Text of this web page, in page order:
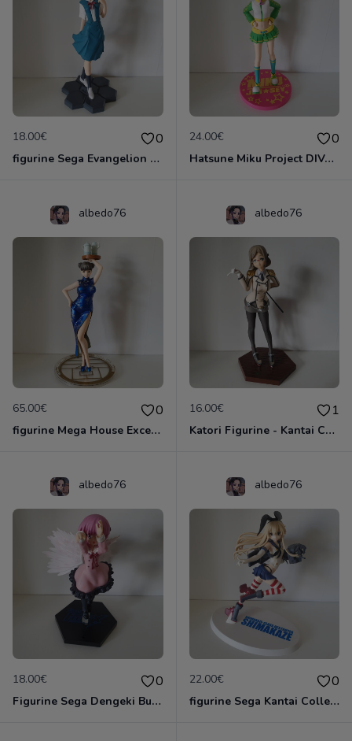
18.00€ 0
figurine Sega Evangelion 1.0 You Are (Not) Alone: Rei Ayanami Premium Uniform
24.00€ 0
Hatsune Miku Project DIVA Arcade Future Tone SPM Figurine "Jersey" Japan Limited
albedo76
65.00€ 0
figurine Mega House Excellent Model CORE Spirit of Wonder: China-san no Yuuutsu
albedo76
16.00€ 1
Katori Figurine - Kantai Collection (Kan Colle) Eductating ver. by Taito manga
albedo76
18.00€ 0
Figurine Sega Dengeki Bunko: Fighting Climax: Tomoka Minato
albedo76
22.00€ 0
figurine Sega Kantai Collection: Kancolle: Shimakaze Premium